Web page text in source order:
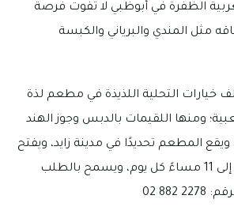
الظفرة في أبوظبي لا تفوت فرصة
مثل المندي والبرياني والكبسة
خيارات التحلية اللذيذة في مطعم لذة
ومنها اللقيمات بالدبس وجوز الهند
المطعم تحديدًا في مدينة زايد، ويفتح
من الساعة 6 صباحًا إلى 11 مساءً كل يوم، ويسمح بالطلب
02